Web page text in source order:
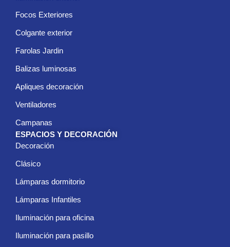
Focos Exteriores
Colgante exterior
Farolas Jardin
Balizas luminosas
Apliques decoración
Ventiladores
Campanas
ESPACIOS Y DECORACIÓN
Decoración
Clásico
Lámparas dormitorio
Lámparas Infantiles
Iluminación para oficina
Iluminación para pasillo